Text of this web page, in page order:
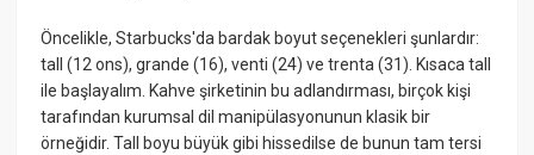
Öncelikle, Starbucks'da bardak boyut seçenekleri şunlardır:
tall (12 ons), grande (16), venti (24) ve trenta (31). Kısaca tall
ile başlayalım. Kahve şirketinin bu adlandırması, birçok kişi
tarafından kurumsal dil manipülasyonunun klasik bir
örneğidir. Tall boyu büyük gibi hissedilse de bunun tam tersi